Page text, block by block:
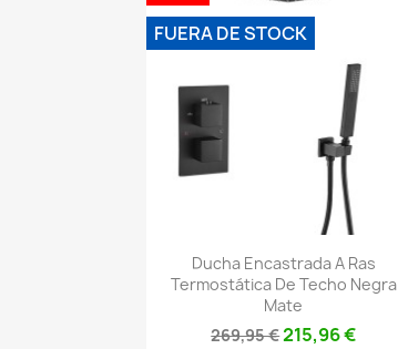
Vista rápida
Ducha Encastrada A Ras
Termostática De Techo Negra
Mate
269,95 €215,96 €
FUERA DE STOCK